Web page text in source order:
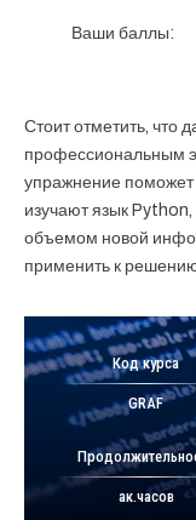
Ваши баллы:
Стоит отметить, что
профессиональным
упражнение поможет
изучают язык
объемом новой
применить к
Код курса
GRAF
ак.часов